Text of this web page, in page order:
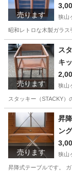
売ります 狭山
昭和レトロな木製ガラ
埼玉 所沢市
売ります
ス
キ
狭山
スタッキー（STACKY
埼玉 所沢市 狭
売ります
昇
ン
狭山
昇降式テーブルです。